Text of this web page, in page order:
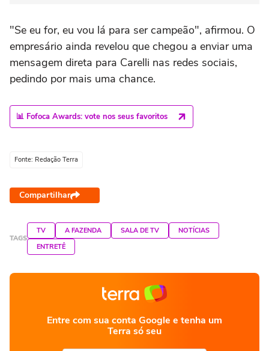
"Se eu for, eu vou lá para ser campeão", afirmou. O
empresário ainda revelou que chegou a enviar uma
mensagem direta para Carelli nas redes sociais,
pedindo por mais uma chance.
📊 Fofoca Awards: vote nos seus favoritos
Fonte: Redação Terra
Compartilhar
TAGS
TV A FAZENDA SALA DE TV
NOTÍCIAS
ENTRETÊ
Entre com sua conta Google e tenha um
Terra só seu